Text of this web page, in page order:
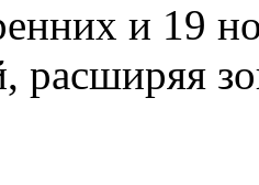
и 19
расширяя